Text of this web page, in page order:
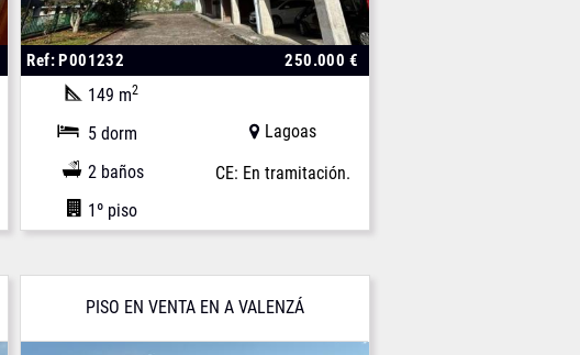
Ref: P001232 250.000 €
149 m2
5 dorm
2 baños
1º piso
Lagoas
CE: En tramitación.
PISO EN VENTA EN A VALENZÁ